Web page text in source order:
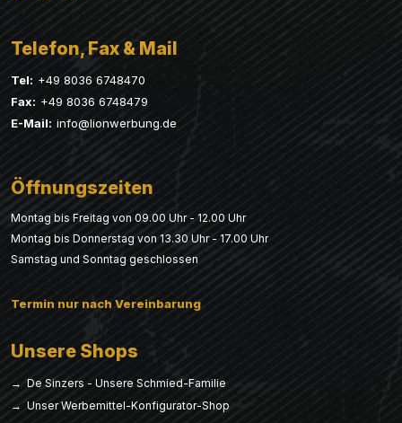
Telefon, Fax & Mail
Tel: +49 8036 6748470
Fax: +49 8036 6748479
E-Mail: info@lionwerbung.de
Öffnungszeiten
Montag bis Freitag von 09.00 Uhr - 12.00 Uhr
Montag bis Donnerstag von 13.30 Uhr - 17.00 Uhr
Samstag und Sonntag geschlossen
Termin nur nach Vereinbarung
Unsere Shops
→ De Sinzers - Unsere Schmied-Familie
→ Unser Werbemittel-Konfigurator-Shop